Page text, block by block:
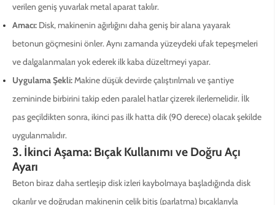
verilen geniş yuvarlak metal aparat takılır.
Amacı: Disk, makinenin ağırlığını daha geniş bir alana yayarak
betonun göçmesini önler. Aynı zamanda yüzeydeki ufak tepeşmeleri
ve dalgalanmaları yok ederek ilk kaba düzeltmeyi yapar.
Uygulama Şekli:Makine düşük devirde çalıştırılmalı ve şantiye
zemininde birbirini takip eden paralel hatlar çizerek ilerlemelidir. İlk
pas geçildikten sonra, ikinci pas ilk hatta dik (90 derece) olacak şekilde
uygulanmalıdır.
3. İkinci Aşama: Bıçak Kullanımı ve Doğru Açı
Ayarı
Beton biraz daha sertleşip disk izleri kaybolmaya başladığında disk
çıkarılır ve doğrudan makinenin çelik bitiş (parlatma) bıçaklarıyla